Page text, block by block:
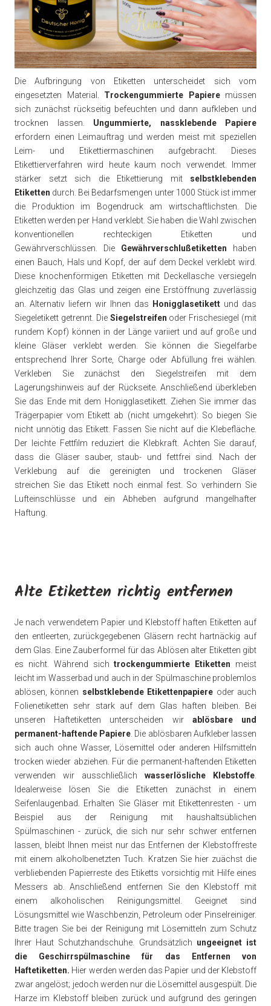
Die Aufbringung von Etiketten unterscheidet sich vom
eingesetzten Material. Trockengummierte Papieremüssen
sich zunächst rückseitig befeuchten und dann aufkleben und
trocknen lassen. Ungummierte, nassklebende Papiere
erfordern einen Leimauftrag und werden meist mit speziellen
Leim- und Etikettiermaschinen aufgebracht. Dieses
Etikettierverfahren wird heute kaum noch verwendet. Immer
stärker setzt sich die Etikettierung mit selbstklebenden
Etiketten durch. Bei Bedarfsmengen unter 1000 Stück ist immer
die Produktion im Bogendruck am wirtschaftlichsten. Die
Etiketten werden per Hand verklebt. Sie haben die Wahl zwischen
konventionellen rechteckigen Etiketten und
Gewährverschlüssen. Die Gewährverschlußetiketten haben
einen Bauch, Hals und Kopf, der auf dem Deckel verklebt wird.
Diese knochenförmigen Etiketten mit Deckellasche versiegeln
gleichzeitig das Glas und zeigen eine Erstöffnung zuverlässig
an. Alternativ liefern wir Ihnen das
Honigglasetikett und das
Siegeletikett getrennt. Die Siegelstreifen oder Frischesiegel (mit
rundem Kopf) können in der Länge variiert und auf große und
kleine Gläser verklebt werden. Sie können die Siegelfarbe
entsprechend Ihrer Sorte, Charge oder Abfüllung frei wählen.
Verkleben Sie zunächst den Siegelstreifen mit dem
Lagerungshinweis auf der Rückseite. Anschließend überkleben
Sie das Ende mit dem Honigglasetikett. Ziehen Sie immer das
Trägerpapier vom Etikett ab (nicht umgekehrt): So biegen Sie
nicht unnötig das Etikett. Fassen Sie nicht auf die Klebefläche.
Der leichte Fettfilm reduziert die Klebkraft. Achten Sie darauf,
dass die Gläser sauber, staub- und fettfrei sind. Nach der
Verklebung auf die gereinigten und trockenen Gläser
streichen Sie das Etikett noch einmal fest. So verhindern Sie
Lufteinschlüsse und ein Abheben aufgrund mangelhafter
Haftung.
Alte Etiketten richtig entfernen
Je nach verwendetem Papier und Klebstoff haften Etiketten auf
den entleerten, zurückgegebenen Gläsern recht hartnäckig auf
dem Glas. Eine Zauberformel für das Ablösen alter Etiketten gibt
es nicht. Während sichtrockengummierte Etiketten meist
leicht im Wasserbad und auch in der Spülmaschine problemlos
ablösen, können selbstklebende Etikettenpapiere oder auch
Folienetiketten sehr stark auf dem Glas haften bleiben. Bei
unseren Haftetiketten unterscheiden wir ablösbare und
permanent-haftende Papiere . Die ablösbaren Aufkleber lassen
sich auch ohne Wasser, Lösemittel oder anderen Hilfsmitteln
trocken wieder abziehen. Für die permanent-haftenden Etiketten
verwenden wir ausschließlich wasserlösliche Klebstoffe
Idealerweise lösen Sie die Etiketten zunächst in einem
Seifenlaugenbad. Erhalten Sie Gläser mit Etikettenresten - um
Beispiel aus der Reinigung mit haushaltsüblichen
Spülmaschinen - zurück, die sich nur sehr schwer entfernen
lassen, bleibt Ihnen meist nur das Entfernen der Klebstoffreste
mit einem alkoholbenetzten Tuch. Kratzen Sie hier zuächst die
verbliebenden Papierreste des Etiketts vorsichtig mit Hilfe eines
Messers ab. Anschließend entfernen Sie den Klebstoff mit
einem alkoholischen Reinigungsmittel. Geeignet sind
Lösungsmittel wie Waschbenzin, Petroleum oder Pinselreiniger.
Bitte tragen Sie bei der Reinigung mit Lösemitteln zum Schutz
Ihrer Haut Schutzhandschuhe. Grundsätzlich ungeeignet ist
die Geschirrspülmaschine für das Entfernen von
Haftetiketten. Hier werden werden das Papier und der Klebstoff
zwar angelöst; jedoch werden nur die Lösemittel ausgespült. Die
Harze im Klebstoff bleiben zurück und aufgrund des geringen